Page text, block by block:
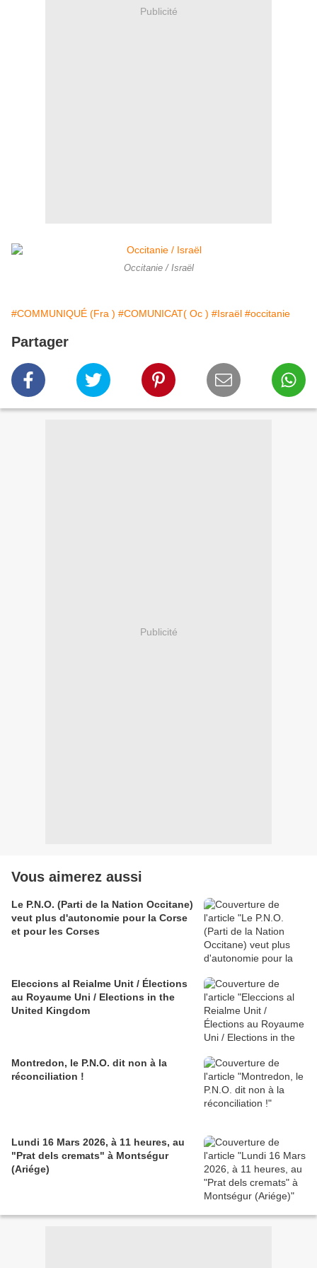
Publicité
Occitanie / Israël
#COMMUNIQUÉ (Fra ) #COMUNICAT( Oc ) #Israël #occitanie
Partager
Publicité
Vous aimerez aussi
Le P.N.O. (Parti de la Nation Occitane)
veut plus d'autonomie pour la Corse
et pour les Corses
Eleccions al Reialme Unit / Élections
au Royaume Uni / Elections in the
United Kingdom
Montredon, le P.N.O. dit non à la
réconciliation !
Lundi 16 Mars 2026, à 11 heures, au
"Prat dels cremats" à Montségur
(Ariége)